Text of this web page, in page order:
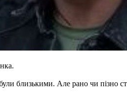
близькими. Але рано чи пізно